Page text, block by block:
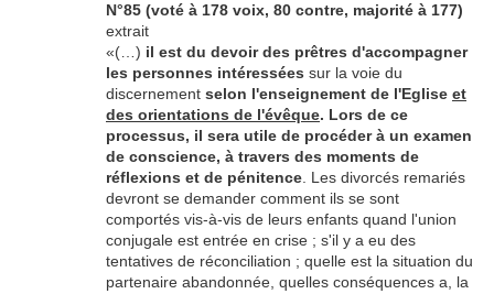
N°85 (voté à 178 voix, 80 contre, majorité à 177)
extrait
«(…) il est du devoir des prêtres d'accompagner
les personnes intéressées sur la voie du
discernement selon l'enseignement de l'Eglise et
des orientations de l'évêque. Lors de ce
processus, il sera utile de procéder à un examen
de conscience, à travers des moments de
réflexions et de pénitence . Les divorcés remariés
devront se demander comment ils se sont
comportés vis-à-vis de leurs enfants quand l'union
conjugale est entrée en crise ; s'il y a eu des
tentatives de réconciliation ; quelle est la situation du
partenaire abandonnée, quelles conséquences a, la